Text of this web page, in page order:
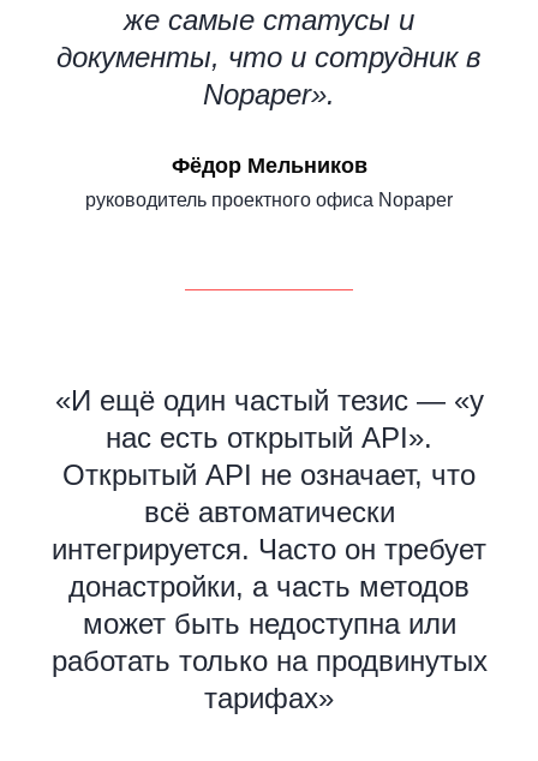
же самые статусы и
документы, что и сотрудник в
Nopaper».
Фёдор Мельников
руководитель проектного офиса Nopaper
«И ещё один частый тезис — «у
нас есть открытый API».
Открытый API не означает, что
всё автоматически
интегрируется. Часто он требует
донастройки, а часть методов
может быть недоступна или
работать только на продвинутых
тарифах»